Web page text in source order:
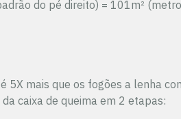
do pé direito) = 101m²
mais que os fogões a lenha
caixa de queima em 2 etapas: